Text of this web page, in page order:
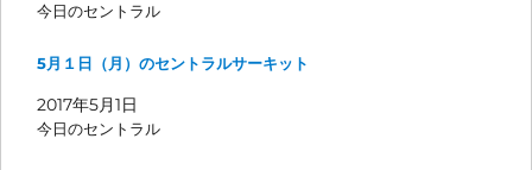
今日のセントラル
5月１日（月）のセントラルサーキット
2017年5月1日
今日のセントラル